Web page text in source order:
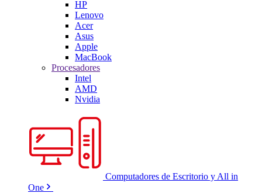
HP
Lenovo
Acer
Asus
Apple
MacBook
Procesadores
Intel
AMD
Nvidia
Computadores de Escritorio y All in
One